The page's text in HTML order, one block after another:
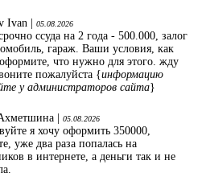
Ivan | 05.08.2026
ссуда на 2 года - 500.000, залог
гараж. Ваши условия, как
что нужно для этого. жду
пожалуйста {информацию
у администраторов сайта}
| 05.08.2026
я хочу оформить 350000,
уже два раза попалась на
в интернете, а деньги так и не